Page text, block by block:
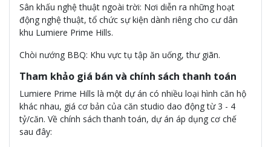
Sân khấu nghệ thuật ngoài trời: Nơi diễn ra những hoạt
động nghệ thuật, tổ chức sự kiện dành riêng cho cư dân
khu Lumiere Prime Hills.
Chòi nướng BBQ: Khu vực tụ tập ăn uống, thư giãn.
Tham khảo giá bán và chính sách thanh toán
Lumiere Prime Hills là một dự án có nhiều loại hình căn hộ
khác nhau, giá cơ bản của căn studio dao động từ 3 - 4
tỷ/căn. Về chính sách thanh toán, dự án áp dụng cơ chế
sau đây: